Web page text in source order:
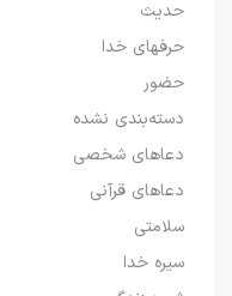
حدیث
حرفهای خدا
حضور
دسته‌بندی نشده
دعاهای شخصی
دعاهای قرآنی
سلامتی
سیره خدا